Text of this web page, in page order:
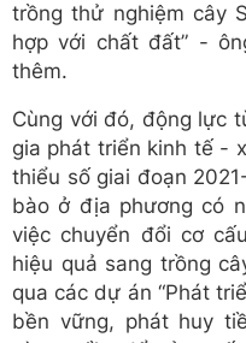
trồng thử nghiệm cây
hợp với chất đất” -
thêm.
Cùng với đó, động lực
gia phát triển kinh tế -
thiểu số giai đoạn
bào ở địa phương có
việc chuyển đổi cơ
hiệu quả sang trồng
qua các dự án “Phát
bền vững, phát huy